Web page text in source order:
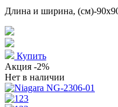
Длина и ширина, (см)-
Купить
Акция -2%
Нет в наличии